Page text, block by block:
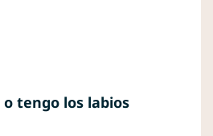
tengo los labios